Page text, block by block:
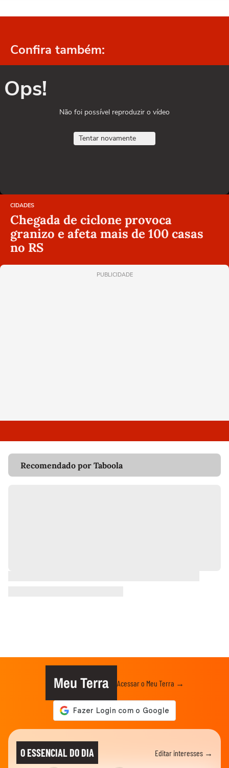
Confira também:
Ops!
Não foi possível reproduzir o vídeo
Tentar novamente
CIDADES
Chegada de ciclone provoca
granizo e afeta mais de 100 casas
no RS
PUBLICIDADE
Recomendado por Taboola
Meu Terra Acessar o Meu Terra →
O ESSENCIAL DO DIA Editar interesses →